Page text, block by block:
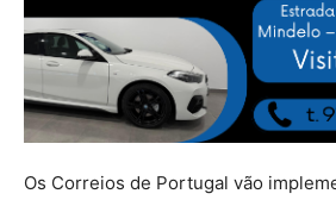
Os Correios de Portugal vão